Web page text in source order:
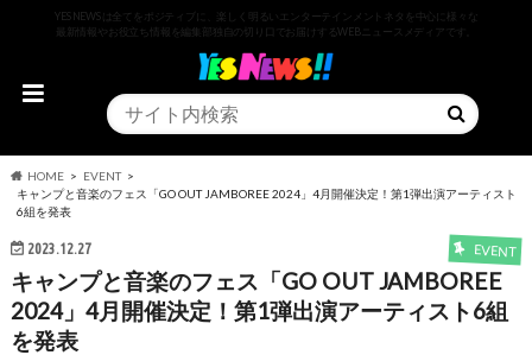
YESNEWSは全てをポジティブに、楽しく明るいエンターテインメントネタを中心に様々な
最新情報やお役立ち情報を編集部独自の切り口でお届けするWEBニュースメディアです。
HOME
EVENT
キャンプと音楽のフェス「GO OUT JAMBOREE 2024」4月開催決定！第1弾出演アーティスト
6組を発表
2023.12.27 EVENT
キャンプと音楽のフェス「GO OUT JAMBOREE
2024」4月開催決定！第1弾出演アーティスト6組
を発表